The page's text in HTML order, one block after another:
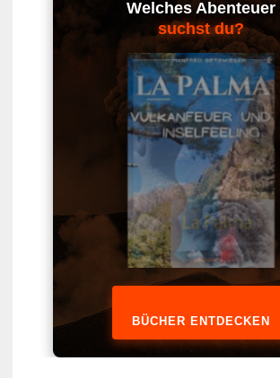
Welches Abenteuer
suchst du?
BÜCHER ENTDECKEN